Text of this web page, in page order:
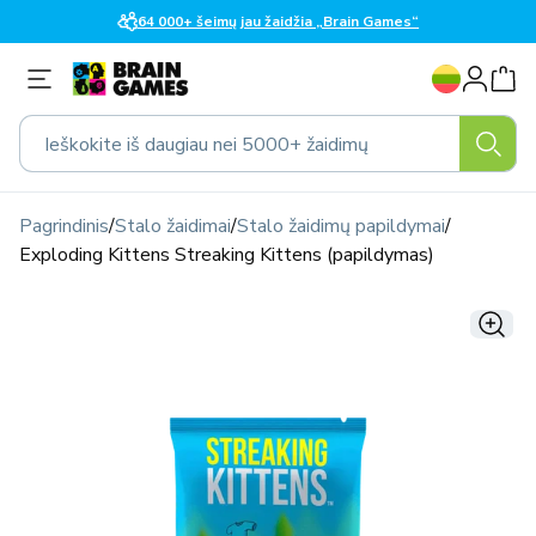
turinį
64 000+ šeimų jau žaidžia „Brain Games“
Ieškokite iš daugiau nei 5000+ žaidimų
K
a
b
a
Prisijungti
Pagrindinis/Stalo žaidimai/Stalo žaidimų papildymai/
Exploding Kittens Streaking Kittens (papildymas)